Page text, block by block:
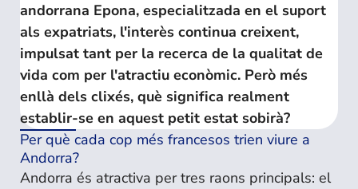
andorrana Epona, especialitzada en el suport
als expatriats, l'interès continua creixent,
impulsat tant per la recerca de la qualitat de
vida com per l'atractiu econòmic. Però més
enllà dels clixés, què significa realment
establir-se en aquest petit estat sobirà?
Per què cada cop més francesos trien viure a
Andorra?
Andorra és atractiva per tres raons principals: el